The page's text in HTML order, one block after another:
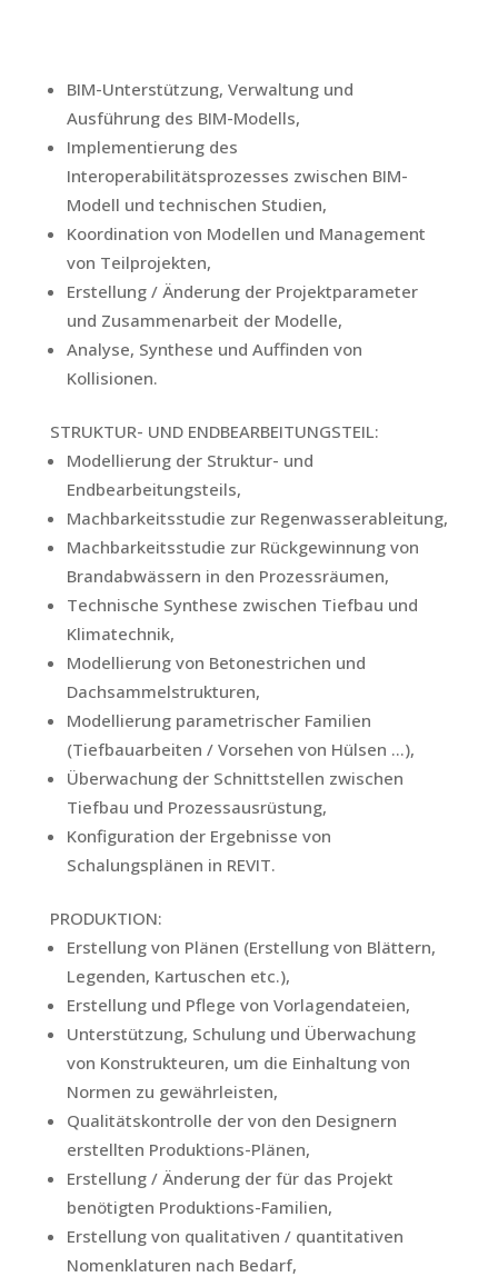
BIM-Unterstützung, Verwaltung und
Ausführung des BIM-Modells,
Implementierung des
Interoperabilitätsprozesses zwischen BIM-
Modell und technischen Studien,
Koordination von Modellen und Management
von Teilprojekten,
Erstellung / Änderung der Projektparameter
und Zusammenarbeit der Modelle,
Analyse, Synthese und Auffinden von
Kollisionen.
STRUKTUR- UND ENDBEARBEITUNGSTEIL:
Modellierung der Struktur- und
Endbearbeitungsteils,
Machbarkeitsstudie zur Regenwasserableitung,
Machbarkeitsstudie zur Rückgewinnung von
Brandabwässern in den Prozessräumen,
Technische Synthese zwischen Tiefbau und
Klimatechnik,
Modellierung von Betonestrichen und
Dachsammelstrukturen,
Modellierung parametrischer Familien
(Tiefbauarbeiten / Vorsehen von Hülsen …),
Überwachung der Schnittstellen zwischen
Tiefbau und Prozessausrüstung,
Konfiguration der Ergebnisse von
Schalungsplänen in REVIT.
PRODUKTION:
Erstellung von Plänen (Erstellung von Blättern,
Legenden, Kartuschen etc.),
Erstellung und Pflege von Vorlagendateien,
Unterstützung, Schulung und Überwachung
von Konstrukteuren, um die Einhaltung von
Normen zu gewährleisten,
Qualitätskontrolle der von den Designern
erstellten Produktions-Plänen,
Erstellung / Änderung der für das Projekt
benötigten Produktions-Familien,
Erstellung von qualitativen / quantitativen
Nomenklaturen nach Bedarf,